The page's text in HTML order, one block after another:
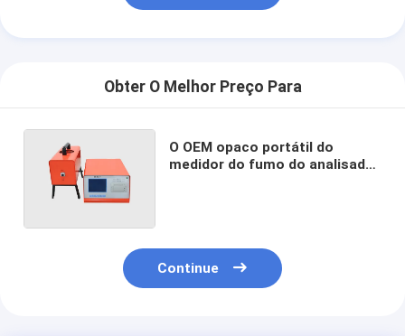
Obter O Melhor Preço Para
O OEM opaco portátil do
medidor do fumo do analisador
Continue